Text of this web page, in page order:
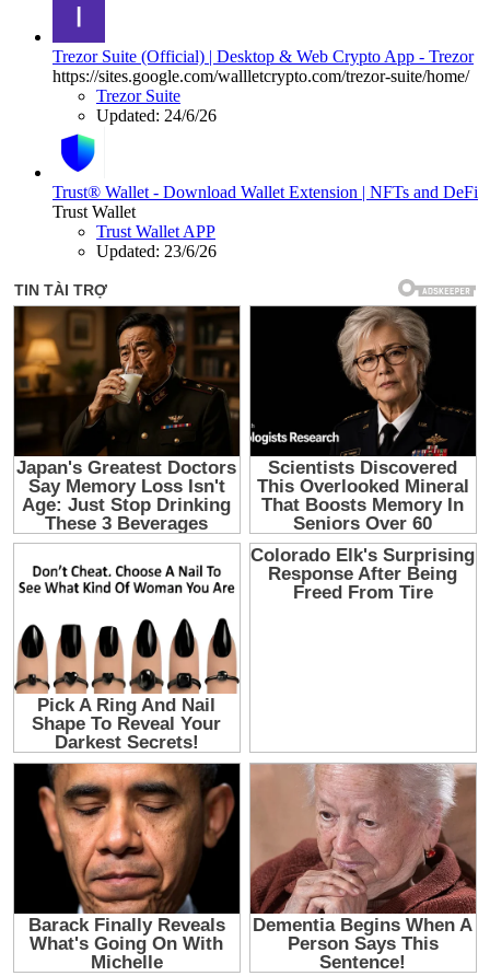
Trezor Suite (Official) | Desktop & Web Crypto App - Trezor
https://sites.google.com/wallletcrypto.com/trezor-suite/home/
Trezor Suite
Updated: 24/6/26
Trust® Wallet - Download Wallet Extension | NFTs and DeFi
Trust Wallet
Trust Wallet APP
Updated: 23/6/26